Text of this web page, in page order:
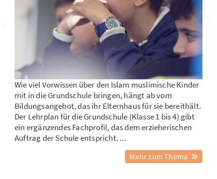
Wie viel Vorwissen über den Islam muslimische Kinder
mit in die Grundschule bringen, hängt ab vom
Bildungsangebot, das ihr Elternhaus für sie bereithält.
Der Lehrplan für die Grundschule (Klasse 1 bis 4) gibt
ein ergänzendes Fachprofil, das dem erzieherischen
Auftrag der Schule entspricht. ...
Mehr zum Thema